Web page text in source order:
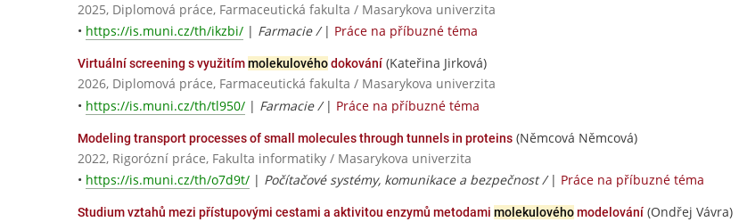
2025, Diplomová práce, Farmaceutická fakulta / Masarykova univerzita
• https://is.muni.cz/th/ikzbi/ | Farmacie / | Práce na příbuzné téma
Virtuální screening s využitímmolekulovéhodokování (Kateřina Jirková)
2026, Diplomová práce, Farmaceutická fakulta / Masarykova univerzita
• https://is.muni.cz/th/tl950/ | Farmacie / | Práce na příbuzné téma
Modeling transport processes of small molecules through tunnels in proteins (Němcová Němcová)
2022, Rigorózní práce, Fakulta informatiky / Masarykova univerzita
• https://is.muni.cz/th/o7d9t/ | Počítačové systémy, komunikace a bezpečnost / | Práce na příbuzné téma
Studium vztahů mezi přístupovými cestami a aktivitou enzymů metodami molekulovéhomodelování (Ondřej Vávra)